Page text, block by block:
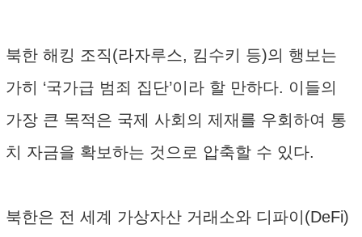
북한 해킹 조직(라자루스, 킴수키 등)의 행보는
가히 ‘국가급 범죄 집단’이라 할 만하다. 이들의
가장 큰 목적은 국제 사회의 제재를 우회하여 통
치 자금을 확보하는 것으로 압축할 수 있다.
북한은 전 세계 가상자산 거래소와 디파이(DeFi)